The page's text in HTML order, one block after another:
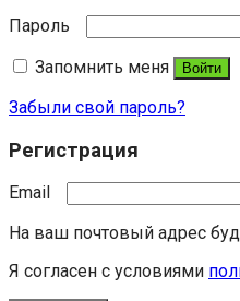
Пароль
Запомнить меня
Войти
Забыли свой пароль?
Регистрация
Email
На ваш почтовый адрес
Я согласен с условиями